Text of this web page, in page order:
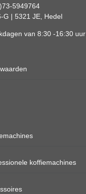
5949764
G | 5321 JE, Hedel
van 8:30 -16:30 uur
koffiemachines